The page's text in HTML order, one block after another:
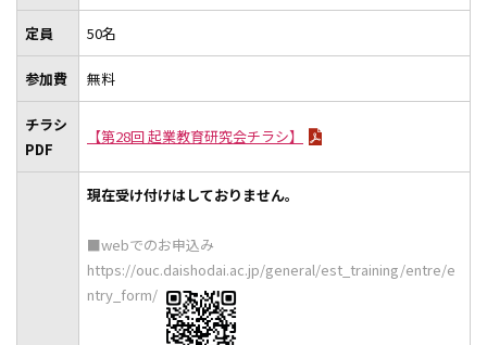
定員 50名
参加費 無料
チラシ
PDF
【第28回 起業教育研究会チラシ】
現在受け付けはしておりません。
■webでのお申込み
https://ouc.daishodai.ac.jp/general/est_training/entre/e
ntry_form/